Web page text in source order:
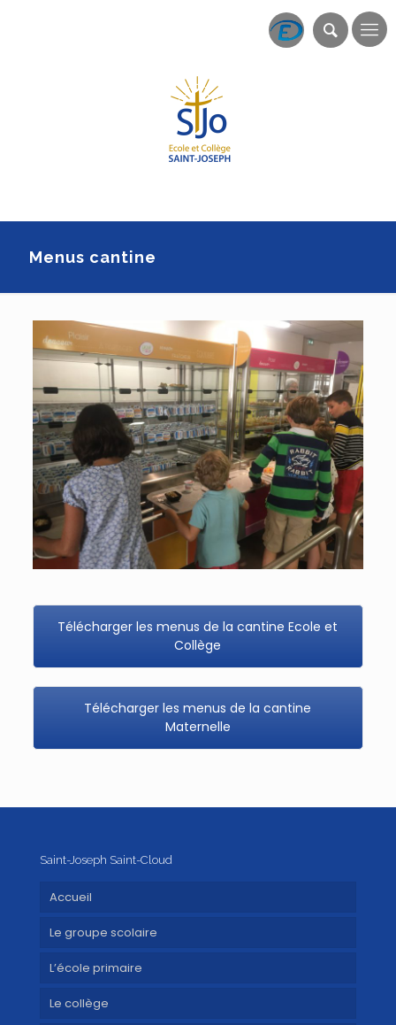
Menus cantine
Télécharger les menus de la cantine Ecole et
Collège
Télécharger les menus de la cantine
Maternelle
Saint-Joseph Saint-Cloud
Accueil
Le groupe scolaire
L’école primaire
Le collège